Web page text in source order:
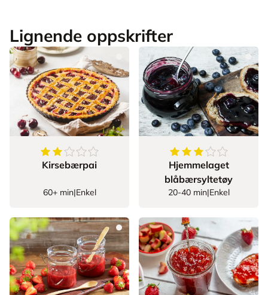
Lignende oppskrifter
2.761904761904762
stjerner
Kirsebærpai
60+ min|Enkel
Hjemmelaget
blåbærsyltetøy
20-40 min|Enkel